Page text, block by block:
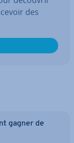
des
gagner de